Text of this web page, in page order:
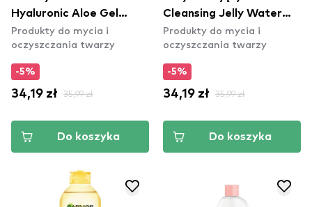
Hyaluronic Aloe Gel
Wash
Produkty do mycia i
oczyszczania twarzy
-5%
34,19 zł 35,99 zł
Do koszyka
Cleansing Jelly Water
With Charcoal
Produkty do mycia i
oczyszczania twarzy
-5%
34,19 zł 35,99 zł
Do koszyka